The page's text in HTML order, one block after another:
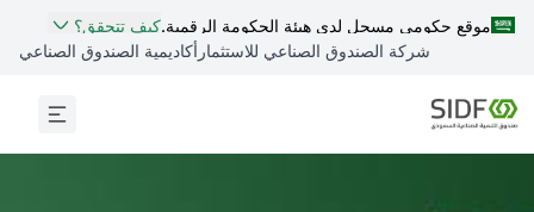
موقع حكومي مسجل لدى هيئة الحكومة الرقمية.كيف تتحقق؟
شركة الصندوق الصناعي للاستثمار أكاديمية الصندوق الصناعي